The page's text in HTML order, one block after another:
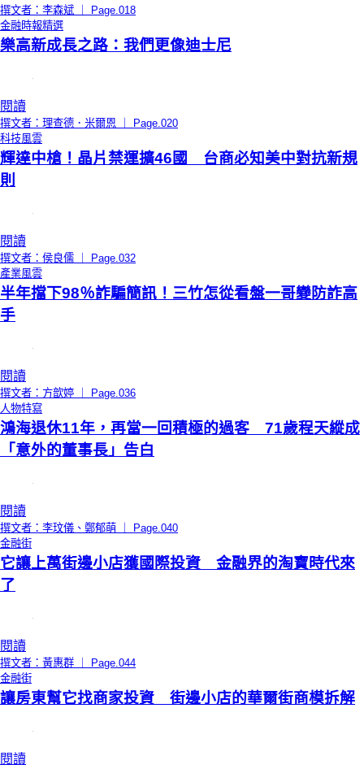
撰文者：李森斌 ｜ Page.018
金融時報精選
樂高新成長之路：我們更像迪士尼
閱讀
撰文者：理查德．米爾恩 ｜ Page.020
科技風雲
輝達中槍！晶片禁運擴46國 台商必知美中對抗新規
則
閱讀
撰文者：侯良儒 ｜ Page.032
產業風雲
半年擋下98％詐騙簡訊！三竹怎從看盤一哥變防詐高
手
閱讀
撰文者：方歆婷 ｜ Page.036
人物特寫
鴻海退休11年，再當一回積極的過客 71歲程天縱成
「意外的董事長」告白
閱讀
撰文者：李玟儀、鄭郁萌 ｜ Page.040
金融街
它讓上萬街邊小店獲國際投資 金融界的淘寶時代來
了
閱讀
撰文者：黃惠群 ｜ Page.044
金融街
讓房東幫它找商家投資 街邊小店的華爾街商模拆解
閱讀